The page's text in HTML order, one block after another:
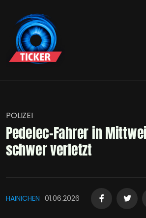
POLIZEI
Pedelec-Fahrer in
schwer verletzt
HAINICHEN 01.06.2026